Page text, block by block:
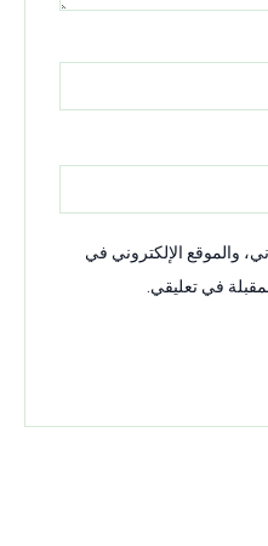
والموقع الإلكتروني في
في تعليقي.